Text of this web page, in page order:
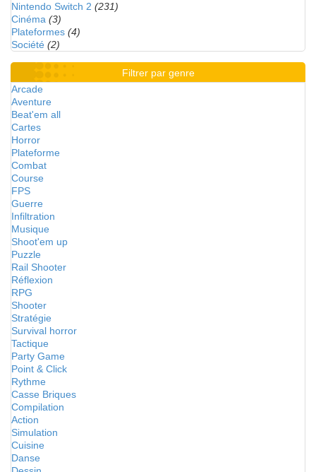
Nintendo Switch 2 (231)
Cinéma (3)
Plateformes (4)
Société (2)
Filtrer par genre
Arcade
Aventure
Beat'em all
Cartes
Horror
Plateforme
Combat
Course
FPS
Guerre
Infiltration
Musique
Shoot'em up
Puzzle
Rail Shooter
Réflexion
RPG
Shooter
Stratégie
Survival horror
Tactique
Party Game
Point & Click
Rythme
Casse Briques
Compilation
Action
Simulation
Cuisine
Danse